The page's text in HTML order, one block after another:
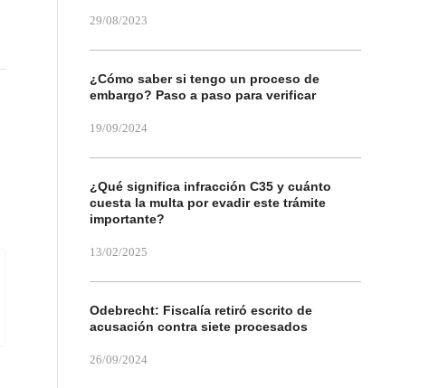
29/08/2023
¿Cómo saber si tengo un proceso de
embargo? Paso a paso para verificar
19/09/2024
¿Qué significa infracción C35 y cuánto
cuesta la multa por evadir este trámite
importante?
13/02/2025
Odebrecht: Fiscalía retiró escrito de
acusación contra siete procesados
26/09/2024